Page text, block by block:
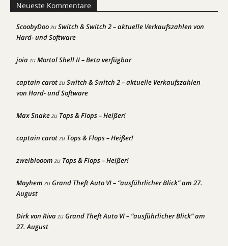
Neueste Kommentare
ScoobyDoozuSwitch & Switch 2 – aktuelle Verkaufszahlen von
Hard- und Software
joiazuMortal Shell II – Beta verfügbar
captain carotzuSwitch & Switch 2 – aktuelle Verkaufszahlen
von Hard- und Software
Max Snakezu Tops & Flops – Heißer!
captain carotzu Tops & Flops – Heißer!
zweiblooom zu Tops & Flops – Heißer!
Mayhem zuGrand Theft Auto VI – “ausführlicher Blick” am 27.
August
Dirk von RivazuGrand Theft Auto VI – “ausführlicher Blick” am
27. August